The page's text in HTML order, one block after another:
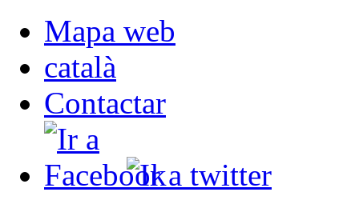
Mapa web
català
Contactar